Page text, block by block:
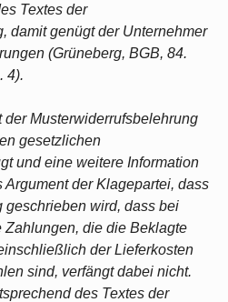
Textes der
damit genügt der Unternehmer
(Grüneberg, BGB, 84.
4).
Musterwiderrufsbelehrung
gesetzlichen
und eine weitere Information
Argument der Klagepartei, dass
geschrieben wird, dass bei
Zahlungen, die die Beklagte
der Lieferkosten
sind, verfängt dabei nicht.
des Textes der